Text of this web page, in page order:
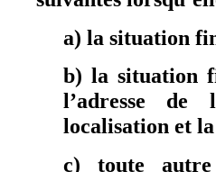
a) la situation
b) la situation
l’adresse de
localisation et
c) toute